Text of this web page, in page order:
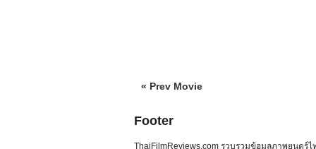
« Prev Movie
Footer
ThaiFilmReviews.com รวบรวมข้อมูลภาพยนตร์